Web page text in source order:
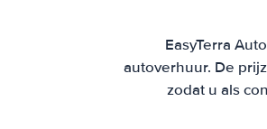
EasyTerra
autoverhuur. De
zodat u als